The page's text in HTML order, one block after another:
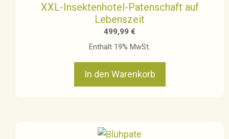
XXL-Insektenhotel-Patenschaft auf
Lebenszeit
499,99 €
Enthält 19% MwSt.
In den Warenkorb